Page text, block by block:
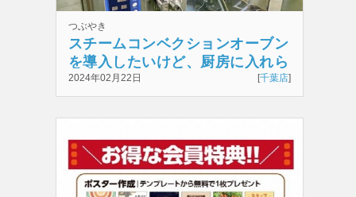
つぶやき
スチームコンベクションオーブン
を導入したいけど、厨房に入れら
れるのかな
2024年02月22日 [千葉店]